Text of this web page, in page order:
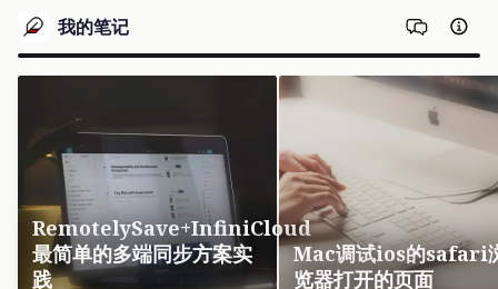
我的笔记
RemotelySave+InfiniCloud
最简单的多端同步方案实
践
Mac调试ios的safari
览器打开的页面